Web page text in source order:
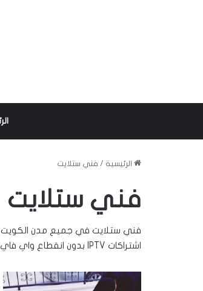
الرئيسية / فني ستلايت
فني ستلايت
اشتراكات IPTV بدون انقطاع واي فاي، للاتصال: 97200208